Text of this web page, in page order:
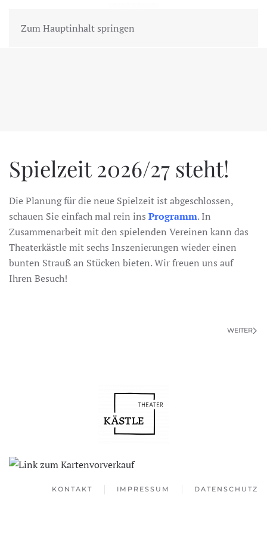
Zum Hauptinhalt springen
MENÜ
Spielzeit 2026/27 steht!
Die Planung für die neue Spielzeit ist abgeschlossen,
schauen Sie einfach mal rein ins Programm. In
Zusammenarbeit mit den spielenden Vereinen kann das
Theaterkästle mit sechs Inszenierungen wieder einen
bunten Strauß an Stücken bieten. Wir freuen uns auf
Ihren Besuch!
WEITER
KONTAKT IMPRESSUM DATENSCHUTZ